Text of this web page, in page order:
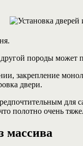
породы может
закрепление
двери.
для
полотно очень
массива